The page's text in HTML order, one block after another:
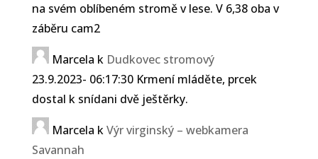
na svém oblíbeném stromě v lese. V 6,38 oba v
záběru cam2
Marcela k Dudkovec stromový
23.9.2023- 06:17:30 Krmení mláděte, prcek
dostal k snídani dvě ještěrky.
Marcela kVýr virginský – webkamera
Savannah